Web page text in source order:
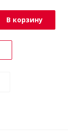
В корзину